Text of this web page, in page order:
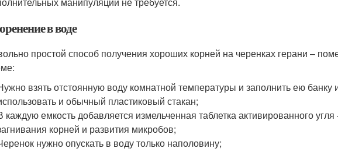
в воде
простой способ получения хороших корней на черенках герани –
взять отстоянную воду комнатной температуры и заполнить ею банку
и обычный пластиковый стакан;
каждую емкость добавляется измельченная таблетка активированного
корней и развития микробов;
нужно опускать в воду только наполовину;